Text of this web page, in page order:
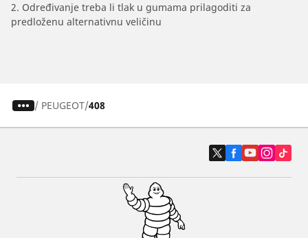
2. Određivanje treba li tlak u gumama prilagoditi za
predloženu alternativnu veličinu
/ PEUGEOT 408